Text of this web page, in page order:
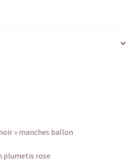
» manches ballon
plumetis rose